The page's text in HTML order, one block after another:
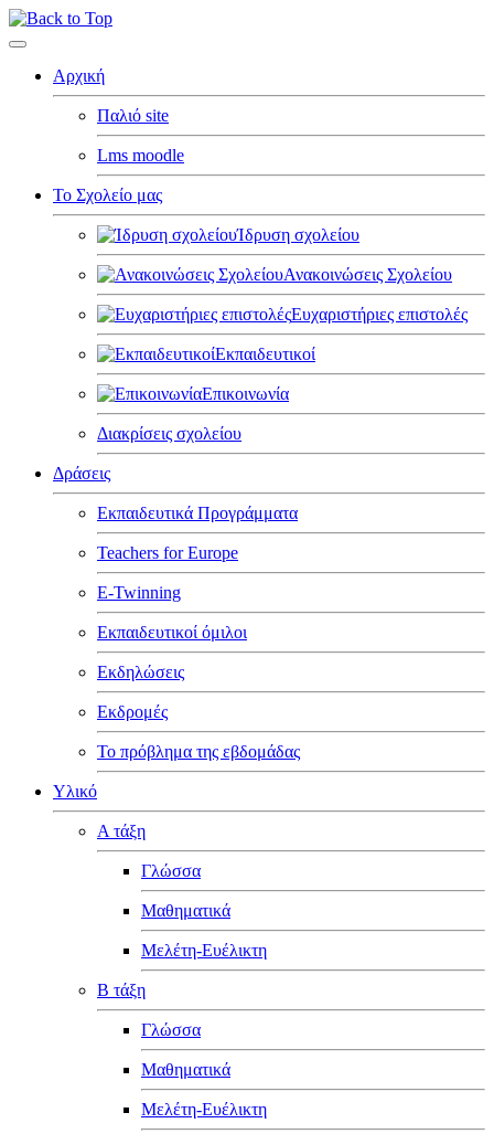
Αρχική
Παλιό site
Lms moodle
Το Σχολείο μας
Ίδρυση σχολείου
Ανακοινώσεις Σχολείου
Ευχαριστήριες επιστολές
Εκπαιδευτικοί
Επικοινωνία
Διακρίσεις σχολείου
Δράσεις
Εκπαιδευτικά Προγράμματα
Teachers for Europe
E-Twinning
Εκπαιδευτικοί όμιλοι
Εκδηλώσεις
Εκδρομές
Το πρόβλημα της εβδομάδας
Υλικό
Α τάξη
Γλώσσα
Μαθηματικά
Μελέτη-Ευέλικτη
Β τάξη
Γλώσσα
Μαθηματικά
Μελέτη-Ευέλικτη